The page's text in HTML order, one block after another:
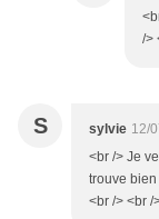
/>
S sylvie 12/
<br /> Je
trouve
<br /> <br /